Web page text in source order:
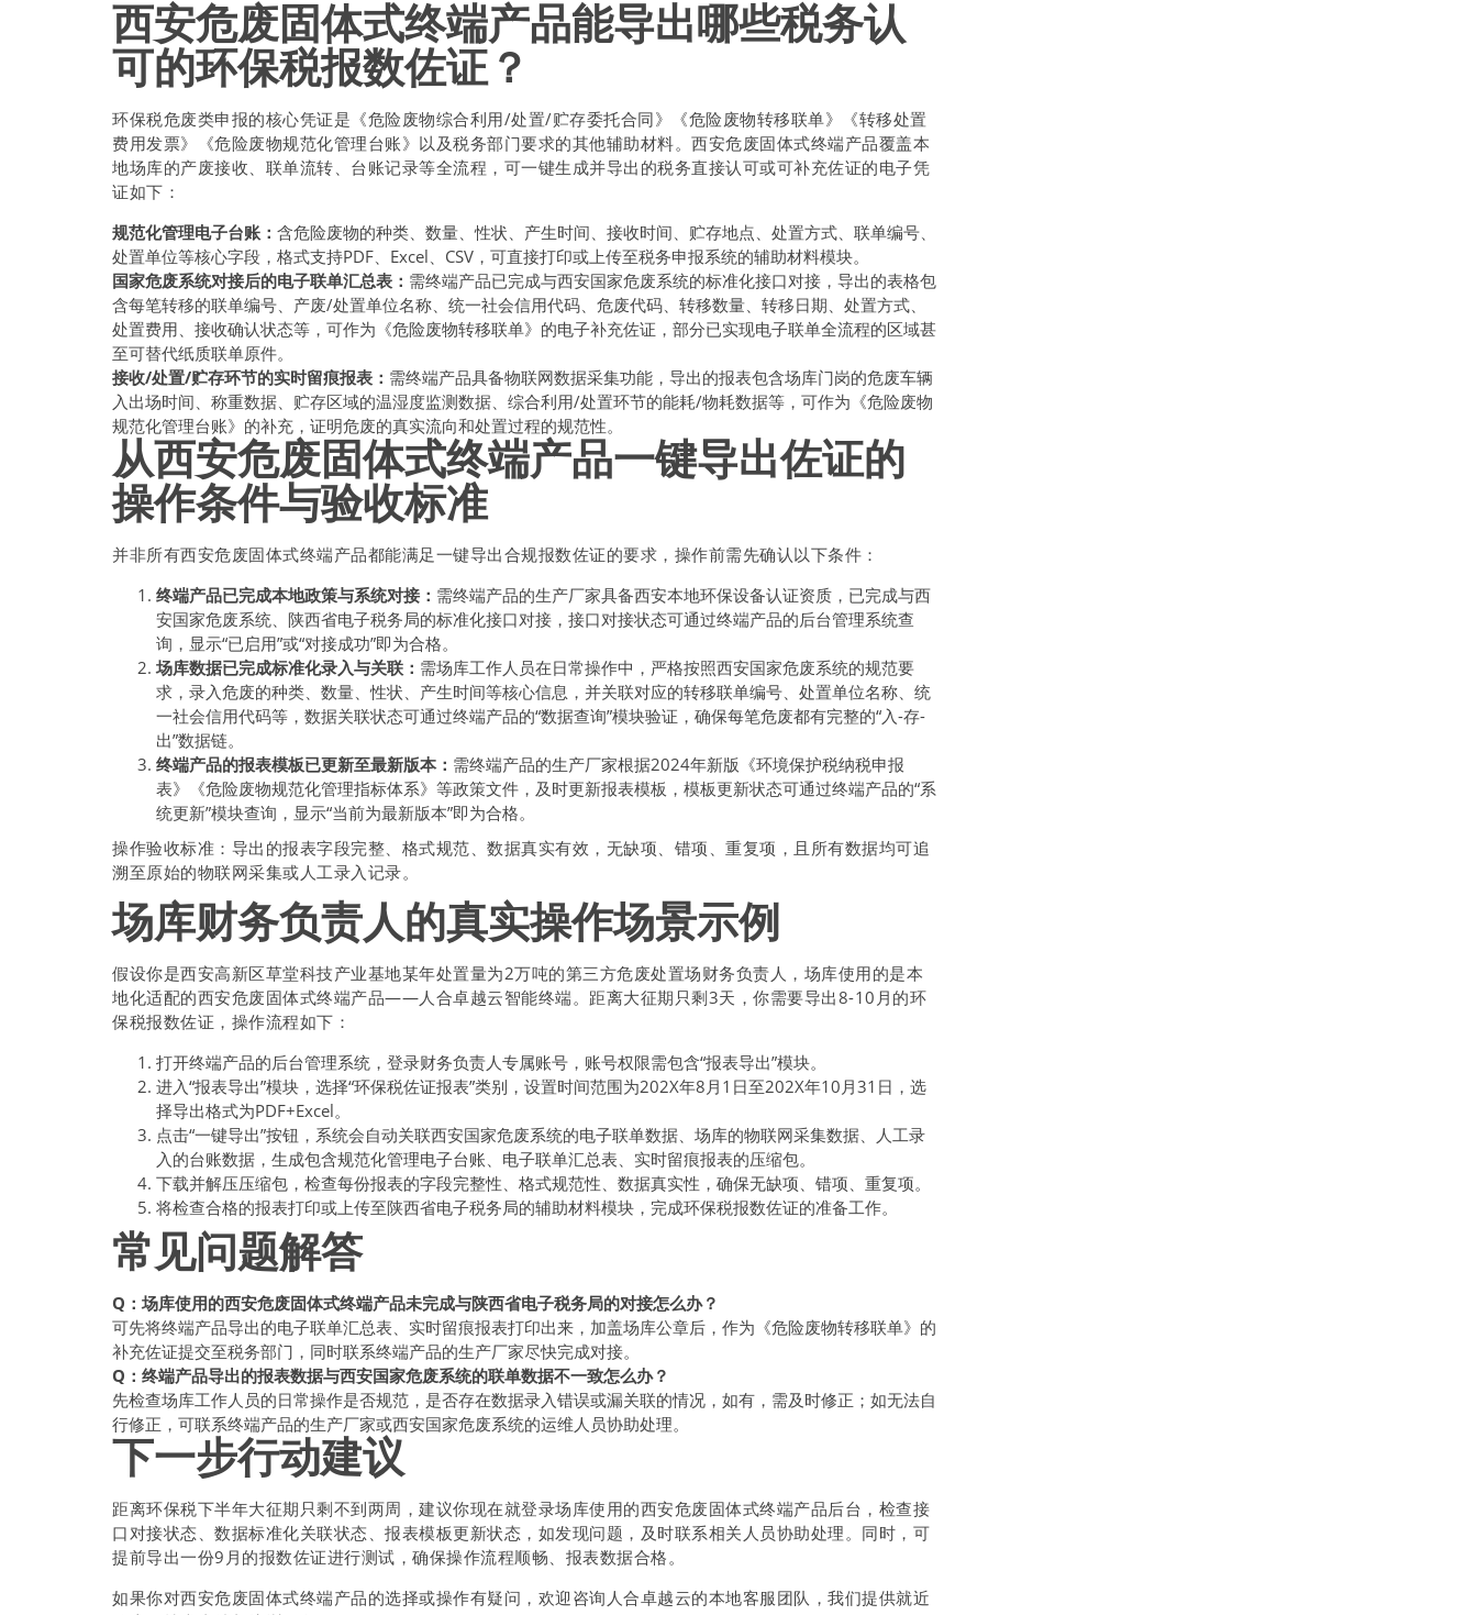
西安危废固体式终端产品能导出哪些税务认
可的环保税报数佐证？
环保税危废类申报的核心凭证是《危险废物综合利用/处置/贮存委托合同》《危险废物转移联单》《转移处置
费用发票》《危险废物规范化管理台账》以及税务部门要求的其他辅助材料。西安危废固体式终端产品覆盖本
地场库的产废接收、联单流转、台账记录等全流程，可一键生成并导出的税务直接认可或可补充佐证的电子凭
证如下：
规范化管理电子台账： 含危险废物的种类、数量、性状、产生时间、接收时间、贮存地点、处置方式、联单编号、
处置单位等核心字段，格式支持PDF、Excel、CSV，可直接打印或上传至税务申报系统的辅助材料模块。
国家危废系统对接后的电子联单汇总表： 需终端产品已完成与西安国家危废系统的标准化接口对接，导出的表格包
含每笔转移的联单编号、产废/处置单位名称、统一社会信用代码、危废代码、转移数量、转移日期、处置方式、
处置费用、接收确认状态等，可作为《危险废物转移联单》的电子补充佐证，部分已实现电子联单全流程的区域甚
至可替代纸质联单原件。
接收/处置/贮存环节的实时留痕报表： 需终端产品具备物联网数据采集功能，导出的报表包含场库门岗的危废车辆
入出场时间、称重数据、贮存区域的温湿度监测数据、综合利用/处置环节的能耗/物耗数据等，可作为《危险废物
规范化管理台账》的补充，证明危废的真实流向和处置过程的规范性。
从西安危废固体式终端产品一键导出佐证的
操作条件与验收标准
并非所有西安危废固体式终端产品都能满足一键导出合规报数佐证的要求，操作前需先确认以下条件：
终端产品已完成本地政策与系统对接： 需终端产品的生产厂家具备西安本地环保设备认证资质，已完成与西
安国家危废系统、陕西省电子税务局的标准化接口对接，接口对接状态可通过终端产品的后台管理系统查
询，显示“已启用”或“对接成功”即为合格。
场库数据已完成标准化录入与关联： 需场库工作人员在日常操作中，严格按照西安国家危废系统的规范要
求，录入危废的种类、数量、性状、产生时间等核心信息，并关联对应的转移联单编号、处置单位名称、统
一社会信用代码等，数据关联状态可通过终端产品的“数据查询”模块验证，确保每笔危废都有完整的“入-存-
出”数据链。
终端产品的报表模板已更新至最新版本： 需终端产品的生产厂家根据2024年新版《环境保护税纳税申报
表》《危险废物规范化管理指标体系》等政策文件，及时更新报表模板，模板更新状态可通过终端产品的“系
统更新”模块查询，显示“当前为最新版本”即为合格。
操作验收标准：导出的报表字段完整、格式规范、数据真实有效，无缺项、错项、重复项，且所有数据均可追
溯至原始的物联网采集或人工录入记录。
场库财务负责人的真实操作场景示例
假设你是西安高新区草堂科技产业基地某年处置量为2万吨的第三方危废处置场财务负责人，场库使用的是本
地化适配的西安危废固体式终端产品——人合卓越云智能终端。距离大征期只剩3天，你需要导出8-10月的环
保税报数佐证，操作流程如下：
打开终端产品的后台管理系统，登录财务负责人专属账号，账号权限需包含“报表导出”模块。
进入“报表导出”模块，选择“环保税佐证报表”类别，设置时间范围为202X年8月1日至202X年10月31日，选
择导出格式为PDF+Excel。
点击“一键导出”按钮，系统会自动关联西安国家危废系统的电子联单数据、场库的物联网采集数据、人工录
入的台账数据，生成包含规范化管理电子台账、电子联单汇总表、实时留痕报表的压缩包。
下载并解压压缩包，检查每份报表的字段完整性、格式规范性、数据真实性，确保无缺项、错项、重复项。
将检查合格的报表打印或上传至陕西省电子税务局的辅助材料模块，完成环保税报数佐证的准备工作。
常见问题解答
Q：场库使用的西安危废固体式终端产品未完成与陕西省电子税务局的对接怎么办？
可先将终端产品导出的电子联单汇总表、实时留痕报表打印出来，加盖场库公章后，作为《危险废物转移联单》的
补充佐证提交至税务部门，同时联系终端产品的生产厂家尽快完成对接。
Q：终端产品导出的报表数据与西安国家危废系统的联单数据不一致怎么办？
先检查场库工作人员的日常操作是否规范，是否存在数据录入错误或漏关联的情况，如有，需及时修正；如无法自
行修正，可联系终端产品的生产厂家或西安国家危废系统的运维人员协助处理。
下一步行动建议
距离环保税下半年大征期只剩不到两周，建议你现在就登录场库使用的西安危废固体式终端产品后台，检查接
口对接状态、数据标准化关联状态、报表模板更新状态，如发现问题，及时联系相关人员协助处理。同时，可
提前导出一份9月的报数佐证进行测试，确保操作流程顺畅、报表数据合格。
如果你对西安危废固体式终端产品的选择或操作有疑问，欢迎咨询人合卓越云的本地客服团队，我们提供就近